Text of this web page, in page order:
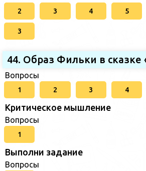
2 3 4 5
3
44. Образ Фильки в
Вопросы
1 2 3 4
Критическое мышление
Вопросы
1
Выполни задание
Вопросы